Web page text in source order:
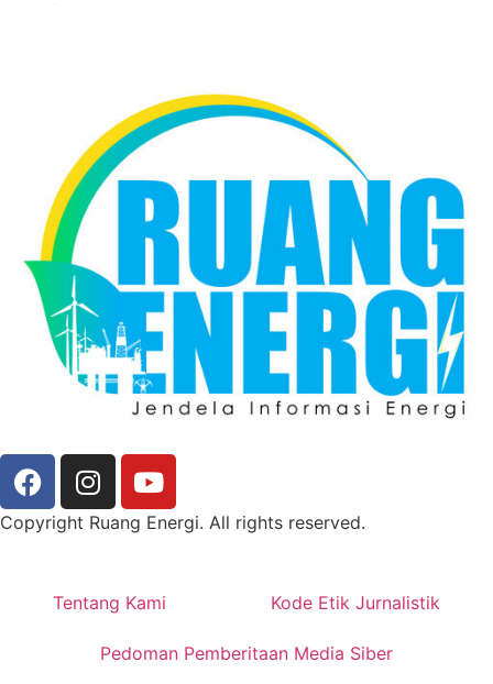
Copyright Ruang Energi. All rights reserved.
Tentang Kami Kode Etik Jurnalistik
Pedoman Pemberitaan Media Siber